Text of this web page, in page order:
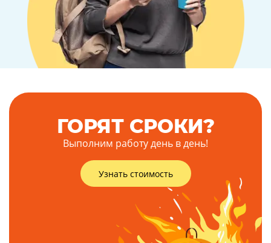
ГОРЯТ СРОКИ?
Выполним работу день в день!
Узнать стоимость